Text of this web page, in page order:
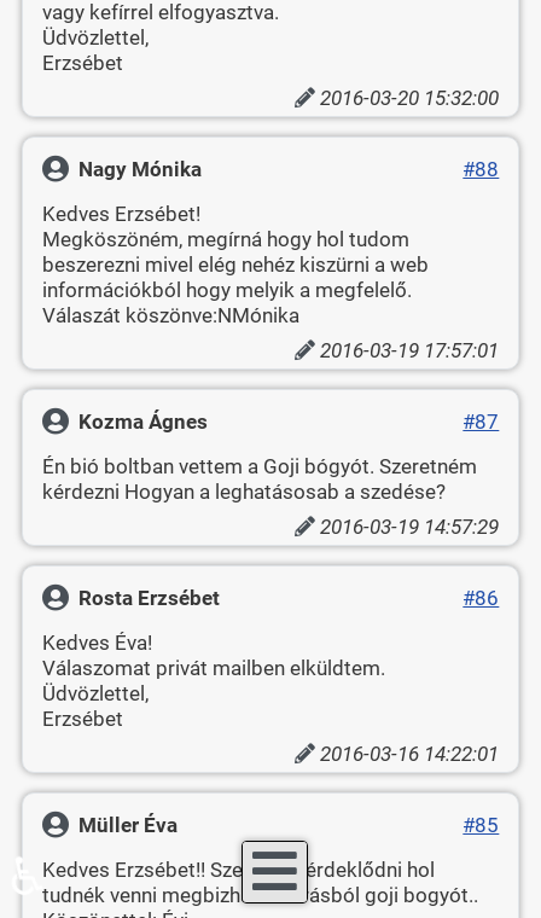
vagy kefírrel elfogyasztva.
Üdvözlettel,
Erzsébet
2016-03-20 15:32:00
Nagy Mónika
#88
Kedves Erzsébet!
Megköszöném, megírná hogy hol tudom
beszerezni mivel elég nehéz kiszürni a web
információkból hogy melyik a megfelelő.
Válaszát köszönve:NMónika
2016-03-19 17:57:01
Kozma Ágnes
#87
Én bió boltban vettem a Goji bógyót. Szeretném
kérdezni Hogyan a leghatásosab a szedése?
2016-03-19 14:57:29
Rosta Erzsébet
#86
Kedves Éva!
Válaszomat privát mailben elküldtem.
Üdvözlettel,
Erzsébet
2016-03-16 14:22:01
Müller Éva
#85
Kedves Erzsébet!! Szeretnék érdeklődni hol
tudnék venni megbizható forrásból goji bogyót..